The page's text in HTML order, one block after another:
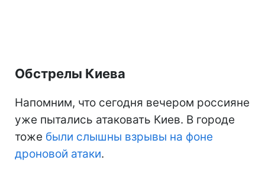
Обстрелы Киева
Напомним, что сегодня вечером россияне
уже пытались атаковать Киев. В городе
тоже были слышны взрывы на фоне
дроновой атаки.